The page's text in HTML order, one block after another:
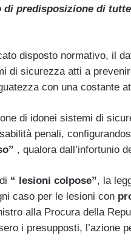
di predisposizione di
disposto normativo, il
di sicurezza atti a
con una costante
di idonei sistemi di
penali,
, qualora dall’infortunio
“ lesioni colpose”, la
caso per le lesioni con
alla Procura della
i presupposti, l’azione